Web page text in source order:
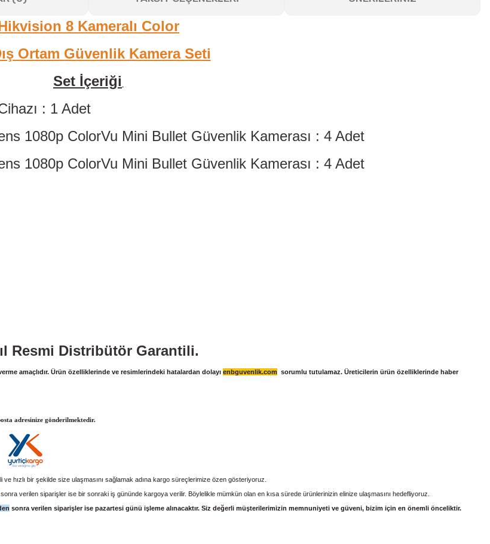
8 Kameralı Color
Ortam Güvenlik Kamera Seti
Set İçeriği
: 1 Adet
1080p ColorVu Mini Bullet Güvenlik Kamerası : 4 Adet
1080p ColorVu Mini Bullet Güvenlik Kamerası : 4 Adet
Resmi Distribütör Garantili.
amaçlıdır. Ürün özelliklerinde ve resimlerindeki hatalardan dolayı enbguvenlik.com sorumlu tutulamaz. Üreticilerin ürün özelliklerinde haber
adresinize gönderilmektedir.
hızlı bir şekilde size ulaşmasını sağlamak adına kargo süreçlerimize özen gösteriyoruz.
sonra verilen siparişler ise bir sonraki iş gününde kargoya verilir. Böylelikle mümkün olan en kısa sürede ürünlerinizin elinize ulaşmasını hedefliyoruz.
sonra verilen siparişler ise pazartesi günü işleme alınacaktır. Siz değerli müşterilerimizin memnuniyeti ve güveni, bizim için en önemli önceliktir.